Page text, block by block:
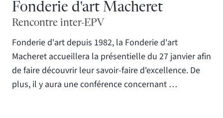
Fonderie d'art Macheret
Rencontre inter-EPV
Fonderie d'art depuis 1982, la Fonderie d'art
Macheret accueillera la présentielle du 27 janvier afin
de faire découvrir leur savoir-faire d'excellence. De
plus, il y aura une conférence concernant …